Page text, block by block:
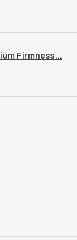
Firmness...